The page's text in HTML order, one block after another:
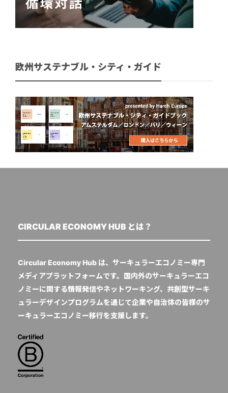
欧州サステナブル・シティ・ガイド
CIRCULAR ECONOMY HUB とは？
Circular Economy Hub は、サーキュラーエコノミー専門
メディアプラットフォームです。国内外のサーキュラーエコ
ノミーに関する情報発信やネットワーキング、共創型サーキ
ュラーデザインプログラムを通じて企業や自治体の皆様のサ
ーキュラーエコノミー移行を支援します。